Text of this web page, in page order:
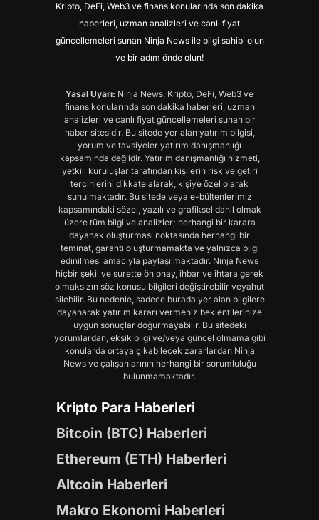
Kripto, DeFi, Web3 ve finans konularında son dakika
haberleri, uzman analizleri ve canlı fiyat
güncellemeleri sunan Ninja News ile bilgi sahibi olun
ve bir adım önde olun!
Yasal Uyarı: Ninja News, Kripto, DeFi, Web3 ve
finans konularında son dakika haberleri, uzman
analizleri ve canlı fiyat güncellemeleri sunan bir
haber sitesidir. Bu sitede yer alan yatırım bilgisi,
yorum ve tavsiyeler yatırım danışmanlığı
kapsamında değildir. Yatırım danışmanlığı hizmeti,
yetkili kuruluşlar tarafından kişilerin risk ve getiri
tercihlerini dikkate alarak, kişiye özel olarak
sunulmaktadır. Bu sitede veya e-bültenlerimiz
kapsamındaki sözel, yazılı ve grafiksel dahil olmak
üzere tüm bilgi ve analizler; herhangi bir karara
dayanak oluşturması noktasında herhangi bir
teminat, garanti oluşturmamakta ve yalnızca bilgi
edinilmesi amacıyla paylaşılmaktadır. Ninja News
hiçbir şekil ve surette ön onay, ihbar ve ihtara gerek
olmaksızın söz konusu bilgileri değiştirebilir veyahut
silebilir. Bu nedenle, sadece burada yer alan bilgilere
dayanarak yatırım kararı vermeniz beklentilerinize
uygun sonuçlar doğurmayabilir. Bu sitedeki
yorumlardan, eksik bilgi ve/veya güncel olmama gibi
konularda ortaya çıkabilecek zararlardan Ninja
News ve çalışanlarının herhangi bir sorumluluğu
bulunmamaktadır.
Kripto Para Haberleri
Bitcoin (BTC) Haberleri
Ethereum (ETH) Haberleri
Altcoin Haberleri
Makro Ekonomi Haberleri